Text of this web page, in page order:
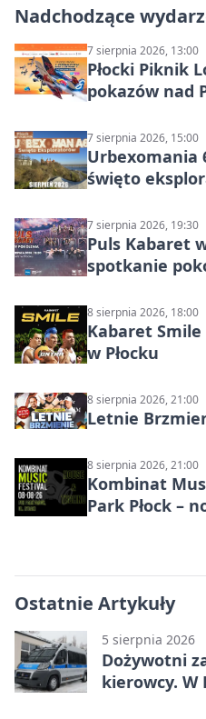
Nadchodzące
7 sierpnia 2026, 13:00
Płocki Piknik
pokazów nad
7 sierpnia 2026, 15:00
Urbexomania
święto
7 sierpnia 2026, 19:30
Puls Kabaret
spotkanie
8 sierpnia 2026, 18:00
Kabaret Smile
w Płocku
8 sierpnia 2026, 21:00
Letnie
8 sierpnia 2026, 21:00
Kombinat
Park Płock –
Ostatnie Artykuły
5 sierpnia 2026
Dożywotni
kierowcy. W